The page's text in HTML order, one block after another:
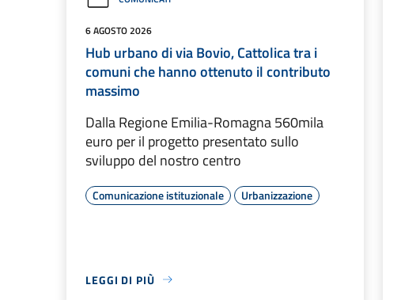
6 AGOSTO 2026
Hub urbano di via Bovio, Cattolica tra i
comuni che hanno ottenuto il contributo
massimo
Dalla Regione Emilia-Romagna 560mila
euro per il progetto presentato sullo
sviluppo del nostro centro
Comunicazione istituzionale Urbanizzazione
LEGGI DI PIÙ